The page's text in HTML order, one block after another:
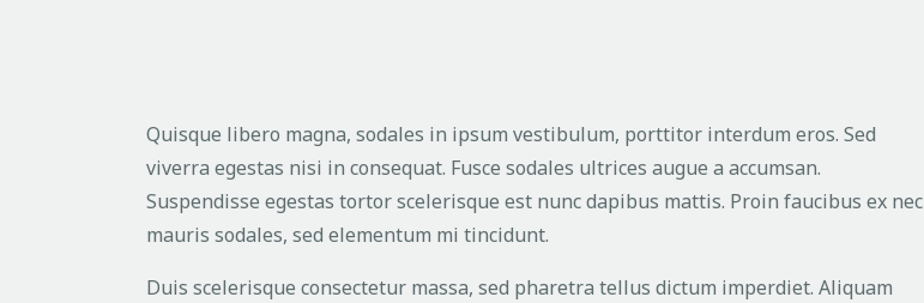
Quisque libero magna, sodales in ipsum vestibulum, porttitor interdum eros. Sed
viverra egestas nisi in consequat. Fusce sodales ultrices augue a accumsan.
Suspendisse egestas tortor scelerisque est nunc dapibus mattis. Proin faucibus ex nec
mauris sodales, sed elementum mi tincidunt.
Duis scelerisque consectetur massa, sed pharetra tellus dictum imperdiet. Aliquam